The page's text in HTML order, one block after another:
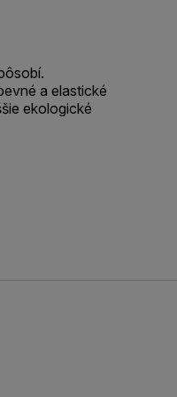
a elastické
ekologické